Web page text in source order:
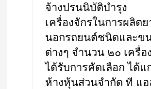
จ้างปรนนิบัติบำรุง
เครื่องจักรในการผลิตย
นอกรถยนต์ชนิดและข
ต่างๆ จำนวน ๒๐ เครื่อ
ได้รับการคัดเลือก ได้แ
ห้างหุ้นส่วนจำกัด ที แอ